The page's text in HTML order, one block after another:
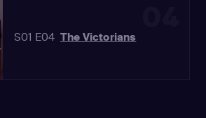
S01 E04 The Victorians